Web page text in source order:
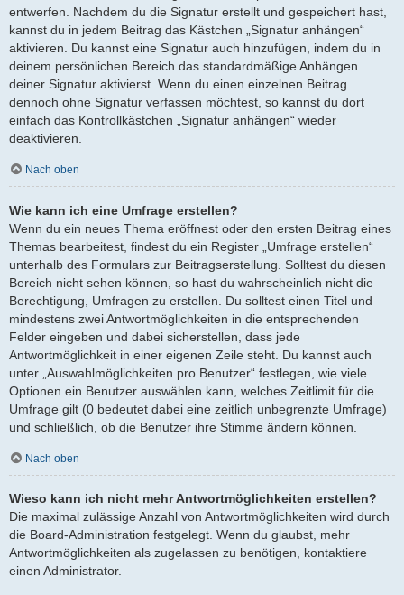
entwerfen. Nachdem du die Signatur erstellt und gespeichert hast,
kannst du in jedem Beitrag das Kästchen „Signatur anhängen“
aktivieren. Du kannst eine Signatur auch hinzufügen, indem du in
deinem persönlichen Bereich das standardmäßige Anhängen
deiner Signatur aktivierst. Wenn du einen einzelnen Beitrag
dennoch ohne Signatur verfassen möchtest, so kannst du dort
einfach das Kontrollkästchen „Signatur anhängen“ wieder
deaktivieren.
Nach oben
Wie kann ich eine Umfrage erstellen?
Wenn du ein neues Thema eröffnest oder den ersten Beitrag eines
Themas bearbeitest, findest du ein Register „Umfrage erstellen“
unterhalb des Formulars zur Beitragserstellung. Solltest du diesen
Bereich nicht sehen können, so hast du wahrscheinlich nicht die
Berechtigung, Umfragen zu erstellen. Du solltest einen Titel und
mindestens zwei Antwortmöglichkeiten in die entsprechenden
Felder eingeben und dabei sicherstellen, dass jede
Antwortmöglichkeit in einer eigenen Zeile steht. Du kannst auch
unter „Auswahlmöglichkeiten pro Benutzer“ festlegen, wie viele
Optionen ein Benutzer auswählen kann, welches Zeitlimit für die
Umfrage gilt (0 bedeutet dabei eine zeitlich unbegrenzte Umfrage)
und schließlich, ob die Benutzer ihre Stimme ändern können.
Nach oben
Wieso kann ich nicht mehr Antwortmöglichkeiten erstellen?
Die maximal zulässige Anzahl von Antwortmöglichkeiten wird durch
die Board-Administration festgelegt. Wenn du glaubst, mehr
Antwortmöglichkeiten als zugelassen zu benötigen, kontaktiere
einen Administrator.